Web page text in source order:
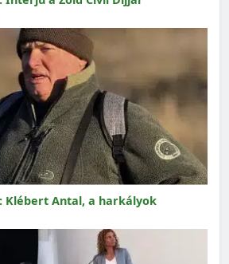
Klébert Antal, a harkályok